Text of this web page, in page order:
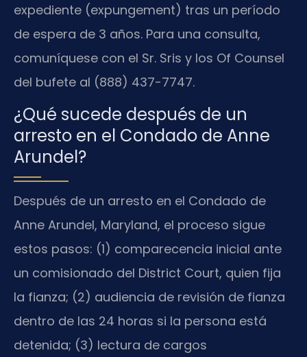
expediente (expungement) tras un período
de espera de 3 años. Para una consulta,
comuníquese con el Sr. Sris y los Of Counsel
del bufete al (888) 437-7747.
¿Qué sucede después de un
arresto en el Condado de Anne
Arundel?
Después de un arresto en el Condado de
Anne Arundel, Maryland, el proceso sigue
estos pasos: (1) comparecencia inicial ante
un comisionado del District Court, quien fija
la fianza; (2) audiencia de revisión de fianza
dentro de las 24 horas si la persona está
detenida; (3) lectura de cargos